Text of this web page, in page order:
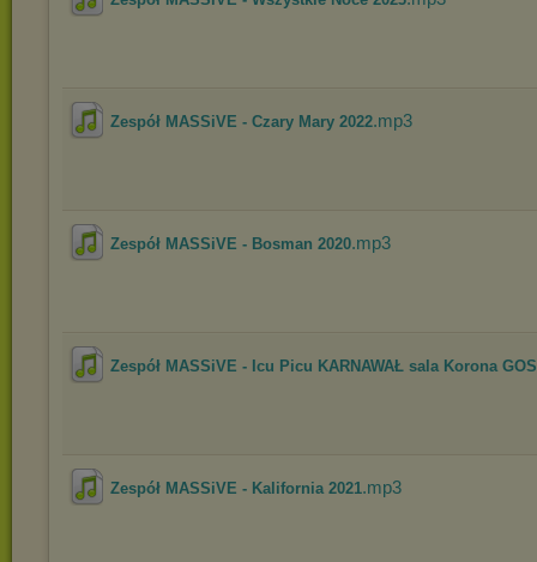
Zespół MASSiVE - Czary Mary 2022.mp3
Zespół MASSiVE - Bosman 2020.mp3
Zespół MASSiVE - Icu Picu KARNAWAŁ sala Korona
Zespół MASSiVE - Kalifornia 2021.mp3